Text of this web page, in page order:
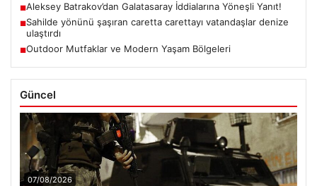
■Aleksey Batrakov’dan Galatasaray İddialarına Yöneşli Yanıt!
■Sahilde yönünü şaşıran caretta carettayı vatandaşlar denize
ulaştırdı
■Outdoor Mutfaklar ve Modern Yaşam Bölgeleri
Güncel
07/08/2026